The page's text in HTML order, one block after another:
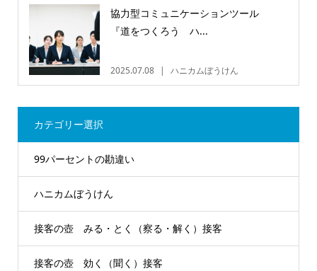
協力型コミュニケーションツール
『道をつくろう ハ...
2025.07.08 ハニカムぼうけん
カテゴリー選択
99パーセントの勘違い
ハニカムぼうけん
接客の壺 みる・とく（察る・解く）接客
接客の壺 効く（聞く）接客